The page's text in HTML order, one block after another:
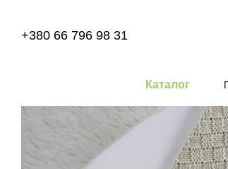
+380 66 796 98 31
Каталог